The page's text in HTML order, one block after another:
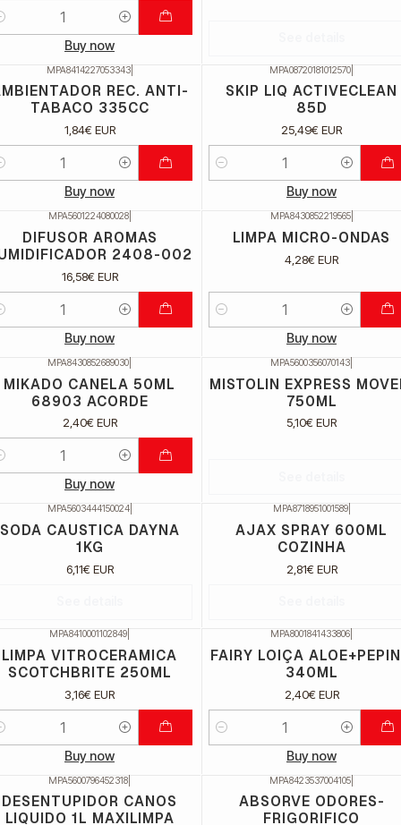
Buy now
MPA8414227053343|
REC. ANTI-
TABACO 335CC
1,84€ EUR
Buy now
MPA08720181012570
SKIP LIQ ACTIVECLEAN
85D
25,49€ EUR
Quantidade
Buy now
MPA5601224080028|
DIFUSOR AROMAS
2408-002
16,58€ EUR
Buy now
MPA8430852219565|
LIMPA MICRO-ONDAS
4,28€ EUR
Quantidade
Buy now
MPA8430852689030
MIKADO CANELA 50ML
68903 ACORDE
2,40€ EUR
Buy now
MPA5600356070143
MISTOLIN EXPRESS
750ML
5,10€ EUR
MPA5603444150024|
SODA CAUSTICA DAYNA
1KG
6,11€ EUR
MPA8718951001589|
AJAX SPRAY 600ML
COZINHA
2,81€ EUR
MPA8410001102849
LIMPA VITROCERAMICA
SCOTCHBRITE 250ML
3,16€ EUR
Buy now
MPA8001841433806
FAIRY LOIÇA
340ML
2,40€ EUR
Quantidade
Buy now
MPA5600796452318
DESENTUPIDOR CANOS
LIQUIDO 1L MAXILIMPA
MPA8423537004105
ABSORVE ODORES-
FRIGORIFICO